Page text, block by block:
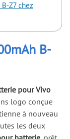
Z7 chez
B-
pour Vivo
logo conçue
à nouveau
les deux